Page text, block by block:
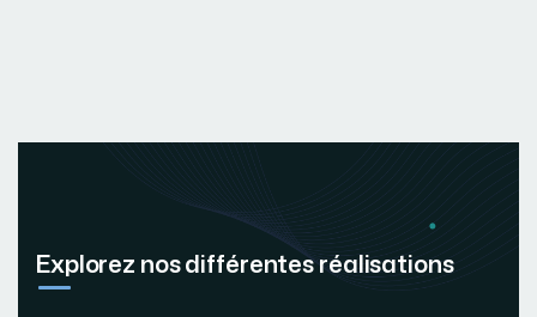
Explorez nos différentes réalisations